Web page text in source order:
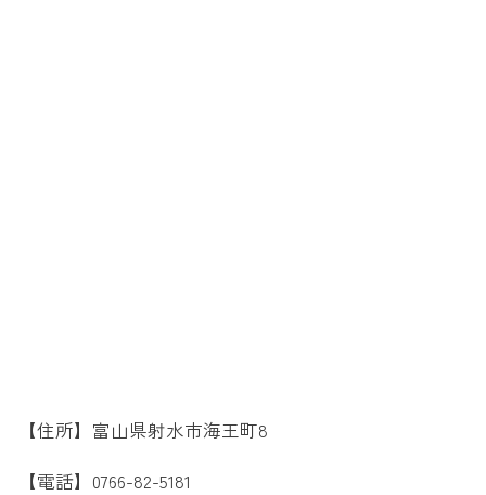
【住所】富山県射水市海王町8
【電話】0766-82-5181